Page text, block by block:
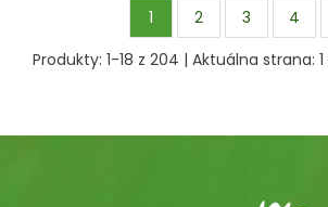
1 2 3 4
Produkty: 1-18 z 204 | Aktuálna strana: 1